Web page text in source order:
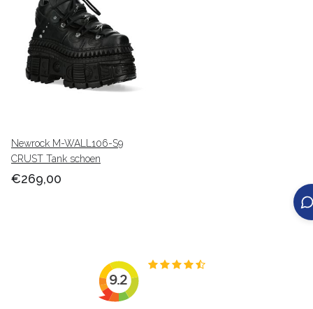
Newrock M-WALL106-S9
CRUST Tank schoen
€269,00